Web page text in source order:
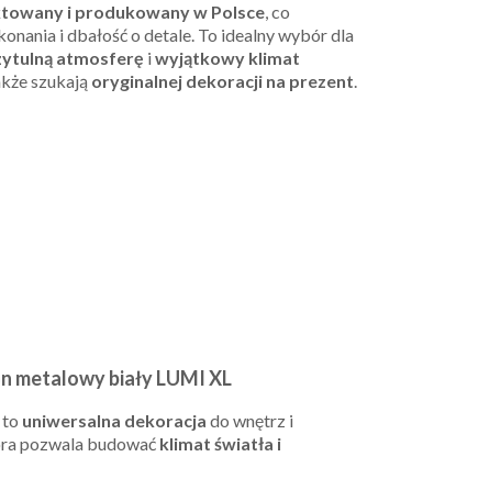
i produkowany w Polsce, co
i dbałość o detale. To idealny wybór dla
atmosferę i wyjątkowy klimat
szukają oryginalnej dekoracji na prezent.
metalowy biały LUMI XL
to uniwersalna dekoracja do wnętrz i
pozwala budować klimat światła i